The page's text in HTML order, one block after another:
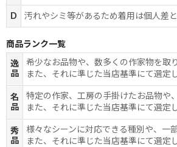
D 汚れやシミ等があるため着用は個人差
商品ランク一覧
逸
品
希少なお品物や、数多くの作家物を取
また、それに準じた当店基準にて選定
名
品
特定の作家、工房の手掛けたお品物や
また、それに準じた当店基準にて選定
秀
品
様々なシーンに対応できる種別や、一
また、それに準じた当店基準にて選定